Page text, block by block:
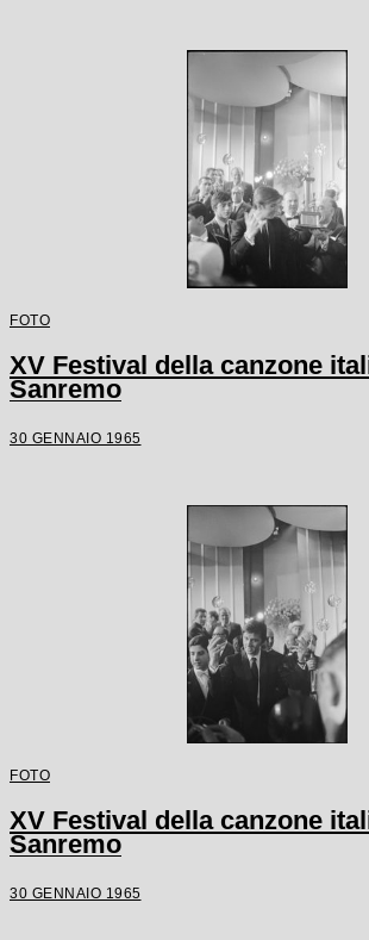
FOTO
XV Festival della canzone
Sanremo
30 GENNAIO 1965
FOTO
XV Festival della canzone
Sanremo
30 GENNAIO 1965